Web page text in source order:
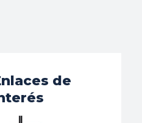
de